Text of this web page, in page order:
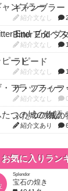
ギャンブラー
紹介文なし
紹介文なし
ラピード
紹介文なし
ザ・フラッフ
紹介文なし
ふたつの城の
紹介文あり
お気に入りラン
Splendor
宝石の煌き